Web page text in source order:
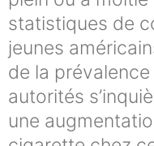
statistiques de
jeunes
de la
autorités
une